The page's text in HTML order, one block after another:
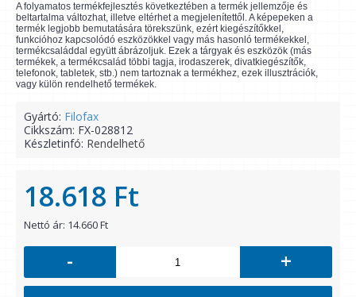
A folyamatos termékfejlesztés következtében a termék jellemzője és
beltartalma változhat, illetve eltérhet a megjelenítettől. A képepeken a
termék legjobb bemutatására törekszünk, ezért kiegészítőkkel,
funkcióhoz kapcsolódó eszközökkel vagy más hasonló termékekkel,
termékcsaláddal együtt ábrázoljuk. Ezek a tárgyak és eszközök (más
termékek, a termékcsalád többi tagja, irodaszerek, divatkiegészítők,
telefonok, tabletek, stb.) nem tartoznak a termékhez, ezek illusztrációk,
vagy külön rendelhető termékek.
Gyártó: Filofax
Cikkszám: FX-028812
Készletinfó: Rendelhető
18.618 Ft
Nettó ár: 14.660 Ft
- +